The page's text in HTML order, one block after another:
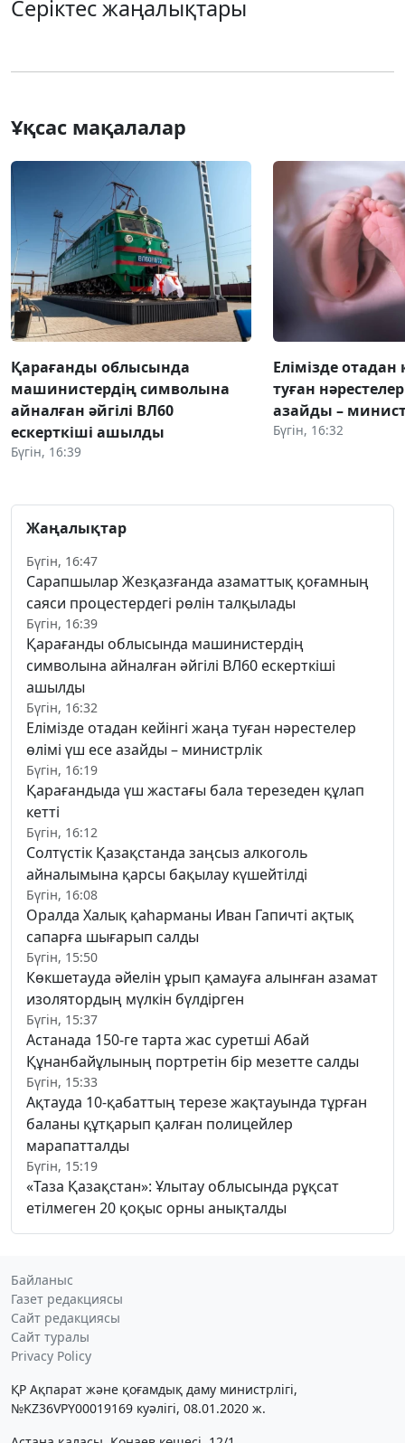
Серіктес жаңалықтары
Ұқсас мақалалар
Қарағанды облысында
машинистердің символына
айналған әйгілі ВЛ60
ескерткіші ашылды
Бүгін, 16:39
Елімізде отадан
туған
азайды –
Бүгін, 16:32
Жаңалықтар
Бүгін, 16:47
Сарапшылар Жезқазғанда азаматтық қоғамның
саяси процестердегі рөлін талқылады
Бүгін, 16:39
Қарағанды облысында машинистердің
символына айналған әйгілі ВЛ60 ескерткіші
ашылды
Бүгін, 16:32
Елімізде отадан кейінгі жаңа туған нәрестелер
өлімі үш есе азайды – министрлік
Бүгін, 16:19
Қарағандыда үш жастағы бала терезеден құлап
кетті
Бүгін, 16:12
Солтүстік Қазақстанда заңсыз алкоголь
айналымына қарсы бақылау күшейтілді
Бүгін, 16:08
Оралда Халық қаһарманы Иван Гапичті ақтық
сапарға шығарып салды
Бүгін, 15:50
Көкшетауда әйелін ұрып қамауға алынған азамат
изолятордың мүлкін бүлдірген
Бүгін, 15:37
Астанада 150-ге тарта жас суретші Абай
Құнанбайұлының портретін бір мезетте салды
Бүгін, 15:33
Ақтауда 10-қабаттың терезе жақтауында тұрған
баланы құтқарып қалған полицейлер
марапатталды
Бүгін, 15:19
«Таза Қазақстан»: Ұлытау облысында рұқсат
етілмеген 20 қоқыс орны анықталды
Байланыс
Газет редакциясы
Сайт редакциясы
Сайт туралы
Privacy Policy
ҚР Ақпарат және қоғамдық даму министрлігі,
№KZ36VPY00019169 куәлігі, 08.01.2020 ж.